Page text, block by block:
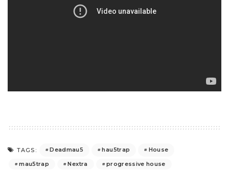
TAGS: Deadmau5 hau5trap
House
mau5trap
Nextra progressive house